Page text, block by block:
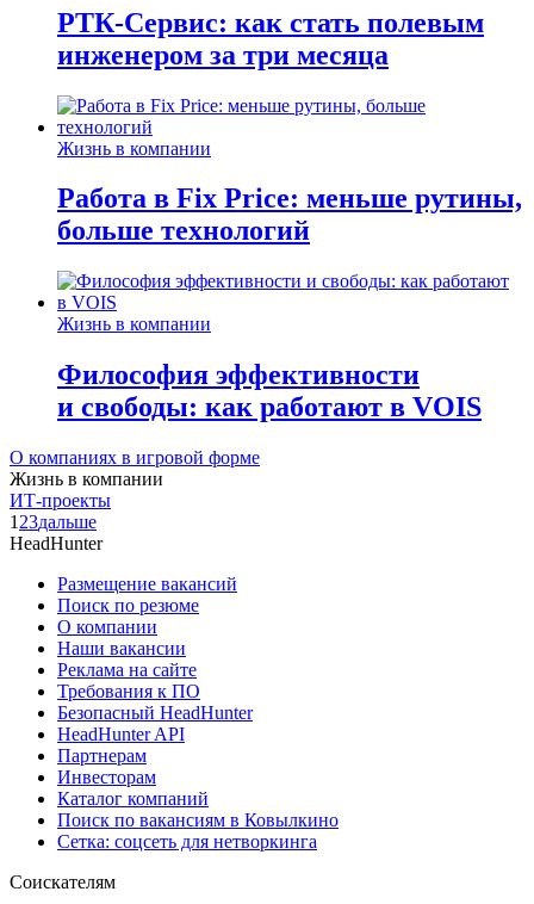
РТК-Сервис: как стать полевым
инженером за три месяца
Жизнь в компании
Работа в Fix Price: меньше рутины,
больше технологий
Жизнь в компании
Философия эффективности
и свободы: как работают в VOIS
О компаниях в игровой форме
Жизнь в компании
ИТ-проекты
1 23дальше
HeadHunter
Размещение вакансий
Поиск по резюме
О компании
Наши вакансии
Реклама на сайте
Требования к ПО
Безопасный HeadHunter
HeadHunter API
Партнерам
Инвесторам
Каталог компаний
Поиск по вакансиям в Ковылкино
Сетка: соцсеть для нетворкинга
Соискателям